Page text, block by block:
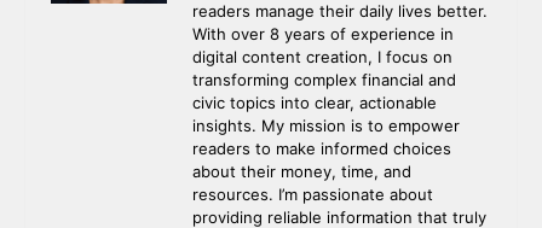
readers manage their daily lives better.
With over 8 years of experience in
digital content creation, I focus on
transforming complex financial and
civic topics into clear, actionable
insights. My mission is to empower
readers to make informed choices
about their money, time, and
resources. I’m passionate about
providing reliable information that truly